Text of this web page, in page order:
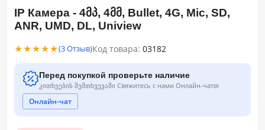
IP Камера - 4მპ, 4მმ, Bullet, 4G, Mic, SD,
ANR, UMD, DL, Uniview
★★★★★(3 Отзыв)Код товара: 03182
Перед покупкой проверьте наличие
კითხვების შემთხვევაში Свяжитесь с нами Онлайн-чатთ
Онлайн-чат